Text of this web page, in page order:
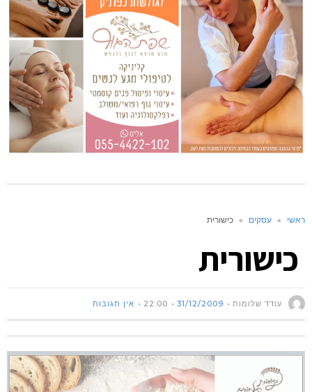
ראשי » עסקים » כישורית
כישורית
עודד שלומות 31/12/2009
22:00 אין תגובות